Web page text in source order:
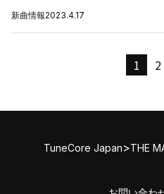
新曲情報2023.4.17
1 2
TuneCore Japan>THE